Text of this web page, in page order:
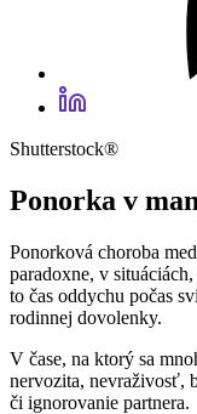
Shutterstock®
Ponorka v
Ponorková choroba
paradoxne, v
to čas oddychu počas
rodinnej dovolenky.
V čase, na ktorý sa
nervozita, nevraživosť,
či ignorovanie partnera.